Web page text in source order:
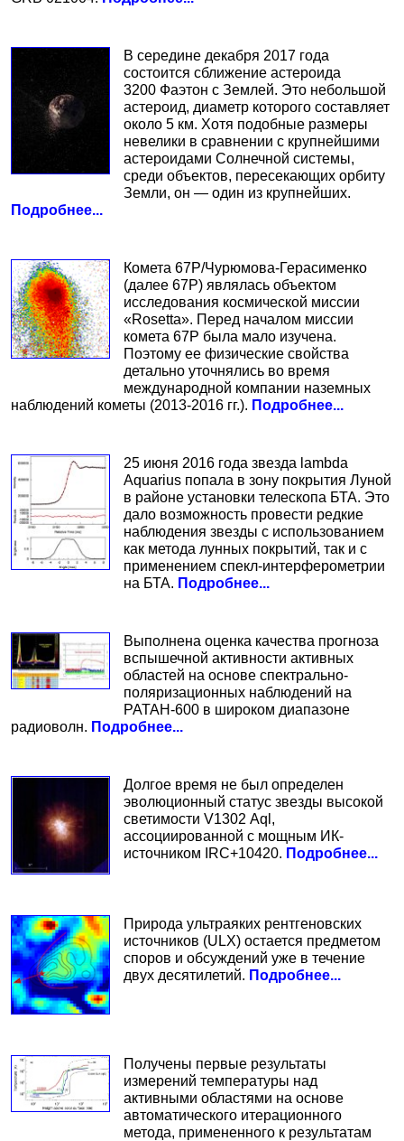
В середине декабря 2017 года
состоится сближение астероида
3200 Фаэтон с Землей. Это небольшой
астероид, диаметр которого составляет
около 5 км. Хотя подобные размеры
невелики в сравнении с крупнейшими
астероидами Солнечной системы,
среди объектов, пересекающих орбиту
Земли, он — один из крупнейших.
Подробнее...
Комета 67P/Чурюмова-Герасименко
(далее 67P) являлась объектом
исследования космической миссии
«Rosetta». Перед началом миссии
комета 67P была мало изучена.
Поэтому ее физические свойства
детально уточнялись во время
международной компании наземных
наблюдений кометы (2013-2016 гг.). Подробнее...
25 июня 2016 года звезда lambda
Aquarius попала в зону покрытия Луной
в районе установки телескопа БТА. Это
дало возможность провести редкие
наблюдения звезды с использованием
как метода лунных покрытий, так и с
применением спекл-интерферометрии
на БТА. Подробнее...
Выполнена оценка качества прогноза
вспышечной активности активных
областей на основе спектрально-
поляризационных наблюдений на
РАТАН-600 в широком диапазоне
радиоволн. Подробнее...
Долгое время не был определен
эволюционный статус звезды высокой
светимости V1302 Aql,
ассоциированной с мощным ИК-
источником IRC+10420. Подробнее...
Природа ультраяких рентгеновских
источников (ULX) остается предметом
споров и обсуждений уже в течение
двух десятилетий. Подробнее...
Получены первые результаты
измерений температуры над
активными областями на основе
автоматического итерационного
метода, примененного к результатам